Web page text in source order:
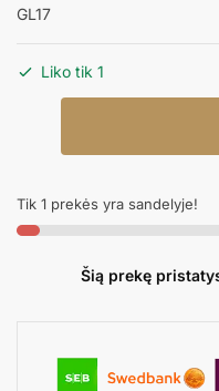
GL17
Liko tik 1
Girlianda
Tik 1 prekės yra sandelyje!
Šią prekę